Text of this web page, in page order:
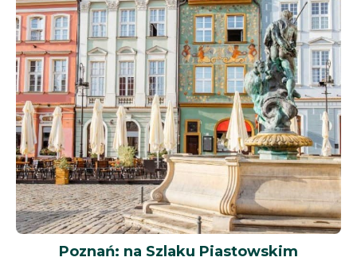
Poznań: na Szlaku Piastowskim